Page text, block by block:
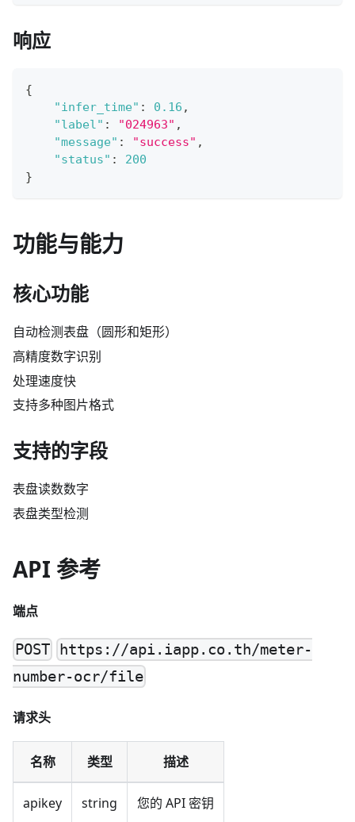
响应
{
"infer_time" : 0.16 ,
"label" : "024963" ,
"message" : "success" ,
"status" :
200
}
功能与能力
核心功能
自动检测表盘（圆形和矩形）
高精度数字识别
处理速度快
支持多种图片格式
支持的字段
表盘读数数字
表盘类型检测
API 参考
端点
POST https://api.iapp.co.th/meter-
number-ocr/file
请求头
名称 类型 描述
apikey string 您的 API 密钥